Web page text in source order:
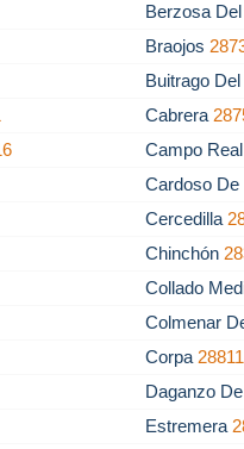
Berzosa
Braojos
Buitrago
Cabrera
Campo Real
Cardoso De
Cercedilla
Chinchón
Collado
Colmenar
Corpa 28811
Daganzo
Estremera